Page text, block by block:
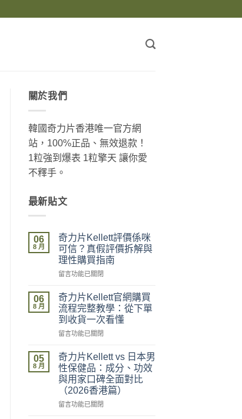
關於我們
韓國奇力片香港唯一官方網
站，100%正品、無效退款！
1粒強到爆表 1粒擎天 讓你愛
不釋手。
最新貼文
06
8 月
奇力片Kellett評價係咪
可信？真假評價拆解與
理性購買指南
在
力
片
Kellett
評
價
咪
可
信？
真
評
留言功能已關閉
06
8 月
奇力片Kellett官網購買
流程完整教學：從下單
到收貨一次看懂
在
力
片
Kellett
官
購
留言功能已關閉
05
8 月
奇力片Kellett vs 日本男
性保健品：成分、功效
與用家口碑全面對比
（2026香港篇）
在
留言功能已關閉